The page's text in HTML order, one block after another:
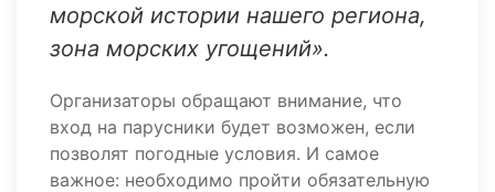
морской истории нашего региона,
зона морских угощений».
Организаторы обращают внимание, что
вход на парусники будет возможен, если
позволят погодные условия. И самое
важное: необходимо пройти обязательную